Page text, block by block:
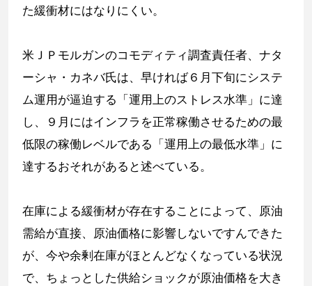
た緩衝材にはなりにくい。
米ＪＰモルガンのコモディティ調査責任者、ナタ
ーシャ・カネバ氏は、早ければ６月下旬にシステ
ム運用が逼迫する「運用上のストレス水準」に達
し、９月にはインフラを正常稼働させるための最
低限の稼働レベルである「運用上の最低水準」に
達するおそれがあると述べている。
在庫による緩衝材が存在することによって、原油
需給が直接、原油価格に影響しないですんできた
が、今や余剰在庫がほとんどなくなっている状況
で、ちょっとした供給ショックが原油価格を大き